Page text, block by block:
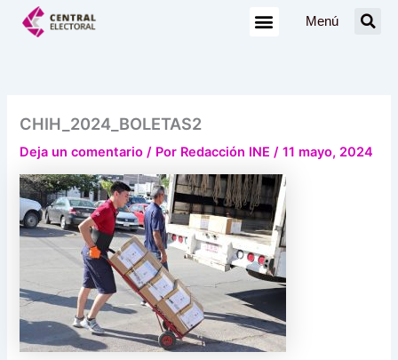
Menú
CHIH_2024_BOLETAS2
Deja un comentario / Por Redacción INE/11 mayo, 2024